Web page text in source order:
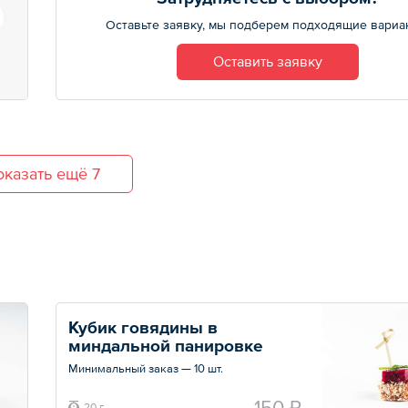
маракуйей — 10 шт. по 40 г
— Брускетта: лосось, сливочный крем,
— Эклер с муссом из птицы — 10 шт. по 40 г
дрессинг — 10 шт. по 60 г
Общий вес – 4550 г
Оставьте заявку, мы подберем подходящие
Оставить заявку
ещё 7
Кубик говядины в
миндальной панировке
Минимальный заказ — 10 шт.
Общий вес – 20 г